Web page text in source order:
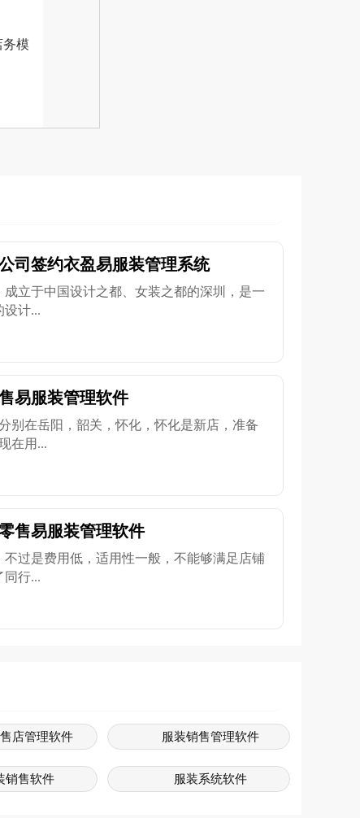
模
司签约衣盈易服装管理系统
立于中国设计之都、女装之都的深圳，是一
设计...
易服装管理软件
别在岳阳，韶关，怀化，怀化是新店，准备
在用...
售易服装管理软件
过是费用低，适用性一般，不能够满足店铺
同行...
店管理软件 服装销售管理软件
销售软件 服装系统软件